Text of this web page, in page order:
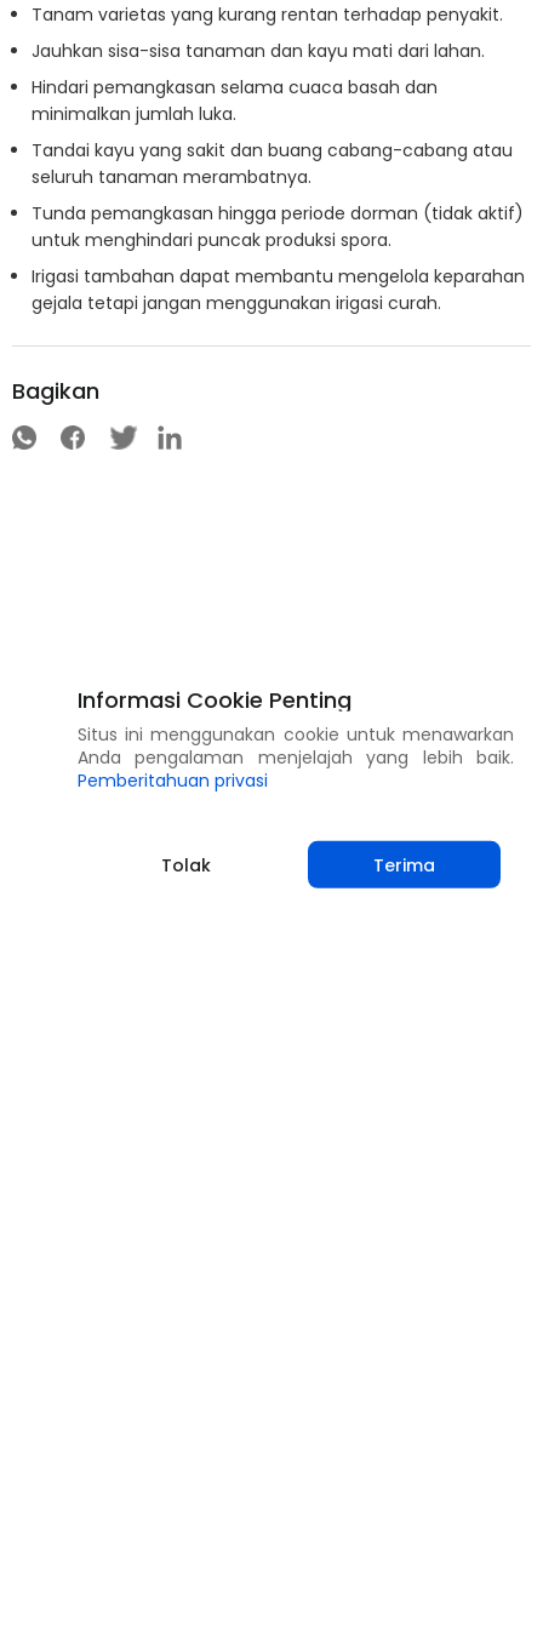
Tanam varietas yang kurang rentan terhadap penyakit.
Jauhkan sisa-sisa tanaman dan kayu mati dari lahan.
Hindari pemangkasan selama cuaca basah dan
minimalkan jumlah luka.
Tandai kayu yang sakit dan buang cabang-cabang atau
seluruh tanaman merambatnya.
Tunda pemangkasan hingga periode dorman (tidak aktif)
untuk menghindari puncak produksi spora.
Irigasi tambahan dapat membantu mengelola keparahan
gejala tetapi jangan menggunakan irigasi curah.
Bagikan
Informasi Cookie Penting
Situs ini menggunakan cookie untuk menawarkan
Anda pengalaman menjelajah yang lebih baik.
Pemberitahuan privasi
Tolak Terima